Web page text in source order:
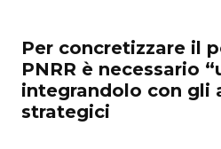
Per concretizzare il
PNRR è necessario
integrandolo con gli
strategici